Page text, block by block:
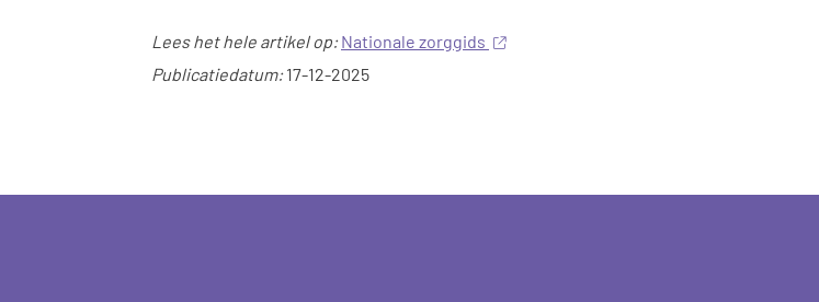
Lees het hele artikel op: Nationale zorggids
Publicatiedatum:17-12-2025